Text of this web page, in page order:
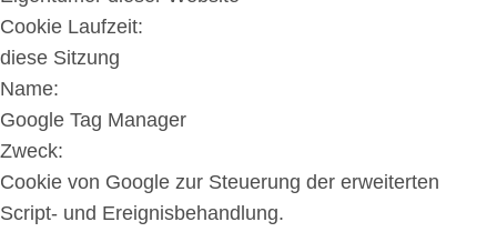
Cookie Laufzeit:
diese Sitzung
Name:
Google Tag Manager
Zweck:
Cookie von Google zur Steuerung der erweiterten
Script- und Ereignisbehandlung.